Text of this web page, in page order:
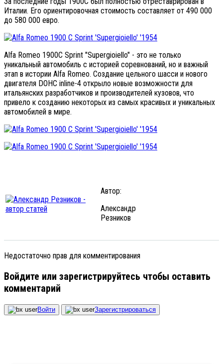
Италии. Его ориентировочная стоимость составляет от 490 000
до 580 000 евро.
Alfa Romeo 1900C Sprint "Supergioiello" - это не только
уникальный автомобиль с историей соревнований, но и важный
этап в истории Alfa Romeo. Создание цельного шасси и нового
двигателя DOHC inline-4 открыло новые возможности для
итальянских разработчиков и производителей кузовов, что
привело к созданию некоторых из самых красивых и уникальных
автомобилей в мире.
Автор:
Александр
Резников
Недостаточно прав для комментирования
Войдите или зарегистрируйтесь чтобы оставить
комментарий
Войти Зарегистрироваться